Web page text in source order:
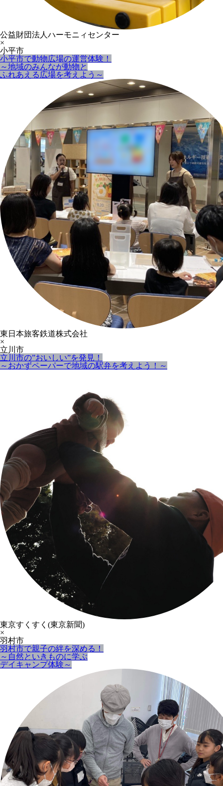
公益財団法人ハーモニィセンター
×
小平市
小平市で動物広場の運営体験！
～地域のみんなが動物と
ふれあえる広場を考えよう～
東日本旅客鉄道株式会社
×
立川市
立川市の”おいしい”を発見！
～おかずペーパーで地域の駅弁を考えよう！～
東京すくすく(東京新聞)
×
羽村市
羽村市で親子の絆を深める！
～自然といきものに学ぶ
デイキャンプ体験～